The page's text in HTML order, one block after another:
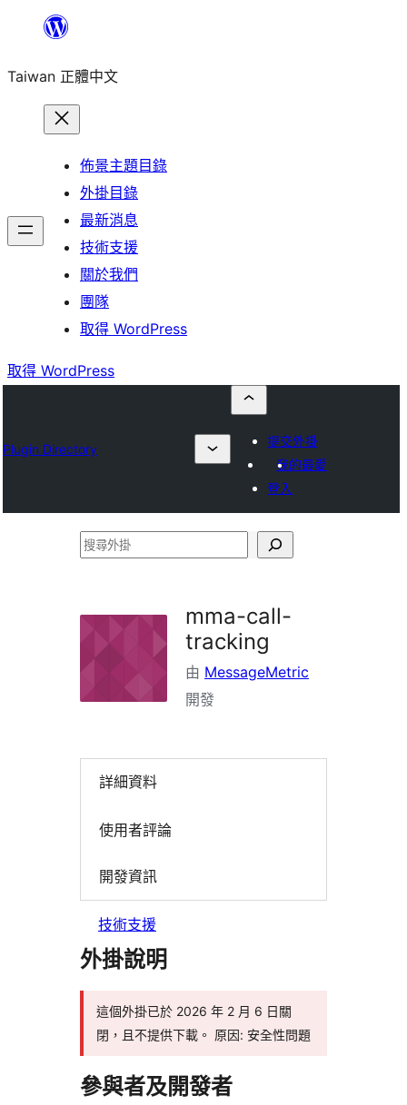
主
Taiwan 正體中文
佈景主題目錄
外掛目錄
最新消息
技術支援
關於我們
團隊
取得 WordPress
取得 WordPress
Plugin Directory
提交外掛
我的最愛
登入
搜
mma-call-
tracking
由 MessageMetric
開發
詳細資料
使用者評論
開發資訊
技術支援
外掛說明
這個外掛已於 2026 年 2 月 6 日關
閉，且不提供下載。 原因: 安全性問題
參與者及開發者